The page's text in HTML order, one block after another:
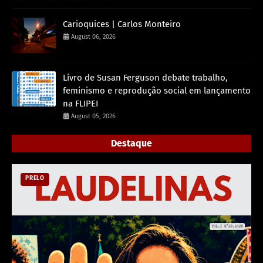
Carioquices | Carlos Monteiro
August 06, 2026
Livro de Susan Ferguson debate trabalho,
feminismo e reprodução social em lançamento
na FLIPEI
August 05, 2026
Destaque
PRELO